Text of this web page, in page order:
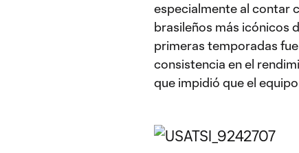
especialmente al contar
brasileños más icónicos
primeras temporadas
consistencia en el
que impidió que el